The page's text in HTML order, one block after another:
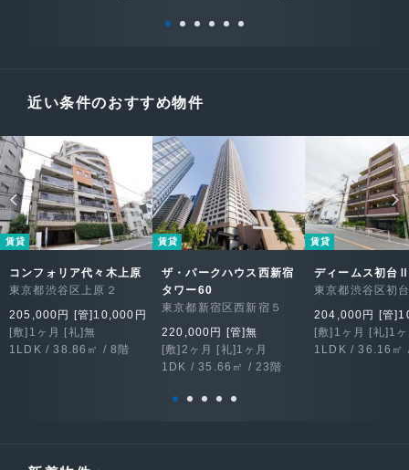
近い条件のおすすめ物件
賃貸
コンフォリア代々木上原
東京都渋谷区上原２
205,000円 [管]10,000円
[敷]1ヶ月 [礼]無
1LDK / 38.86㎡ / 8階
賃貸
ザ・パークハウス西新宿
タワー60
東京都新宿区西新宿５
220,000円 [管]無
[敷]2ヶ月 [礼]1ヶ月
1DK / 35.66㎡ / 23階
賃貸
ディームス初台
東京都渋谷区初
204,000円 [管
[敷]1ヶ月 [礼]1
1LDK / 36.16㎡